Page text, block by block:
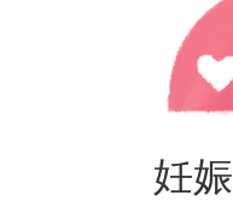
妊娠